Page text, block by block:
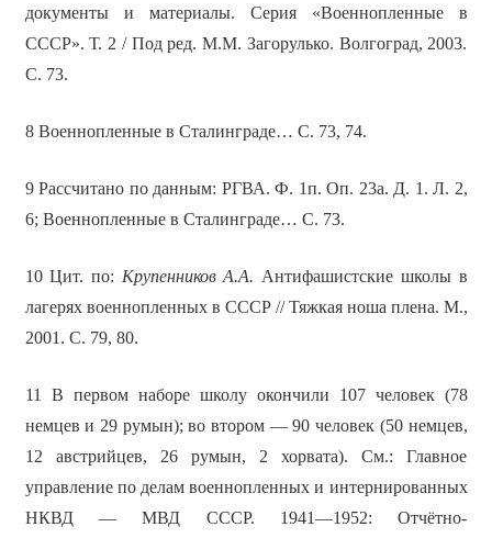
документы и материалы. Серия «Военнопленные в
СССР». Т. 2 / Под ред. М.М. Загорулько. Волгоград, 2003.
С. 73.
8 Военнопленные в Сталинграде… С. 73, 74.
9 Рассчитано по данным: РГВА. Ф. 1п. Оп. 23а. Д. 1. Л. 2,
6; Военнопленные в Сталинграде… С. 73.
10 Цит. по: Крупенников А.А. Антифашистские школы в
лагерях военнопленных в СССР // Тяжкая ноша плена. М.,
2001. С. 79, 80.
11 В первом наборе школу окончили 107 человек (78
немцев и 29 румын); во втором — 90 человек (50 немцев,
12 австрийцев, 26 румын, 2 хорвата). См.: Главное
управление по делам военнопленных и интернированных
НКВД — МВД СССР. 1941—1952: Отчётно-